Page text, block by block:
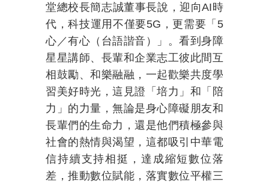
堂總校長簡志誠董事長說，迎向AI時
代，科技運用不僅要5G ，更需要「 5
心／有心（台語諧音）」。看到身障
星星講師、長輩和企業志工彼此間互
相鼓勵、和樂融融，一起歡樂共度學
習美好時光，這見證「培力」和「陪
力」的力量，無論是身心障礙朋友和
長輩們的生命力，還是他們積極參與
社會的熱情與渴望，這都吸引中華電
信持續支持相挺，達成縮短數位落
差，推動數位賦能，落實數位平權三